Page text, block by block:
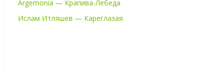
Argemonia — Крапива-Лебеда
Ислам Итляшев — Кареглазая